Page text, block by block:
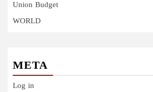
Union Budget
WORLD
META
Log in